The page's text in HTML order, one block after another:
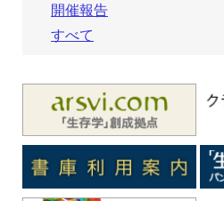
開催報告
すべて